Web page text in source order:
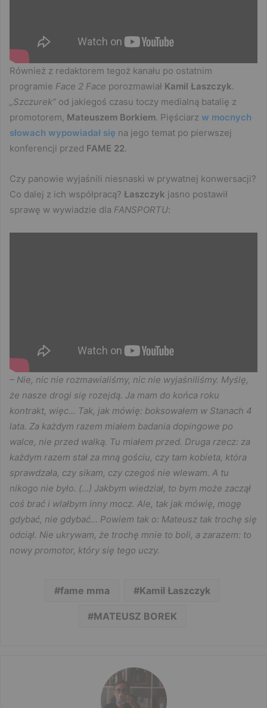
Również z redaktorem tegoż kanału po ostatnim
programie Face 2 Face porozmawiał Kamil Łaszczyk.
„Szczurek” od jakiegoś czasu toczy medialną batalię z
promotorem, Mateuszem Borkiem. Pięściarz w mocnych
słowach wypowiadał się na jego temat po pierwszej
konferencji przed FAME 22.
Czy panowie wyjaśnili niesnaski w prywatnej konwersacji?
Co dalej z ich współpracą? Łaszczyk jasno postawił
sprawę w wywiadzie dla FANSPORTU:
– Nie, nic nie rozmawialiśmy, nic nie wyjaśniliśmy. Myślę,
że nasze drogi się rozejdą. Ja mam do końca roku
kontrakt, więc… Tak, jak mówię: boksowałem w Stanach 4
lata. Za każdym razem miałem badania dopingowe po
walce, nie przed walką. Tu miałem przed. Druga rzecz: za
każdym razem stał za mną gościu, czy tam kobieta, która
sprawdzała, czy sikam, czy czegoś nie wlewam. A tu
nikogo nie było. (…) Jakbym wiedział, to bym może zaczął
coś brać i wlałbym inny mocz. Ale, tak jak mówię, mogę
gdybać, nie gdybać… Powiem tak o: Mateusz tak trochę się
odciął. Nie ukrywam, że trochę mnie to boli, a zarazem: to
nowy promotor, który się tego uczy.
fame mma Kamil Łaszczyk
MATEUSZ BOREK